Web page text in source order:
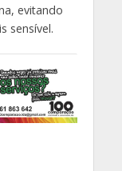
evitando
sensível.